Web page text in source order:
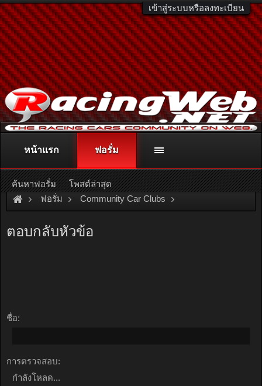
เข้าสู่ระบบหรือลงทะเบียน
ติดต่อลงโฆษณา racingweb@gmail.comหรือโทร. 081-811-1138
หรืออ่านรายละเอียดเพิ่มเติม คลิกที่นี่
ฟอรั่ม Community Car Clubs
ตอบกลับหัวข้อ
ชื่อ:
การตรวจสอบ:
กำลังโหลด...
หน้าแรก ฟอรั่ม
ค้นหาฟอรั่ม โพสต์ล่าสุด